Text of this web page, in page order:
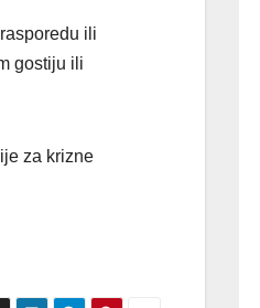
ili
gostiju ili
za krizne